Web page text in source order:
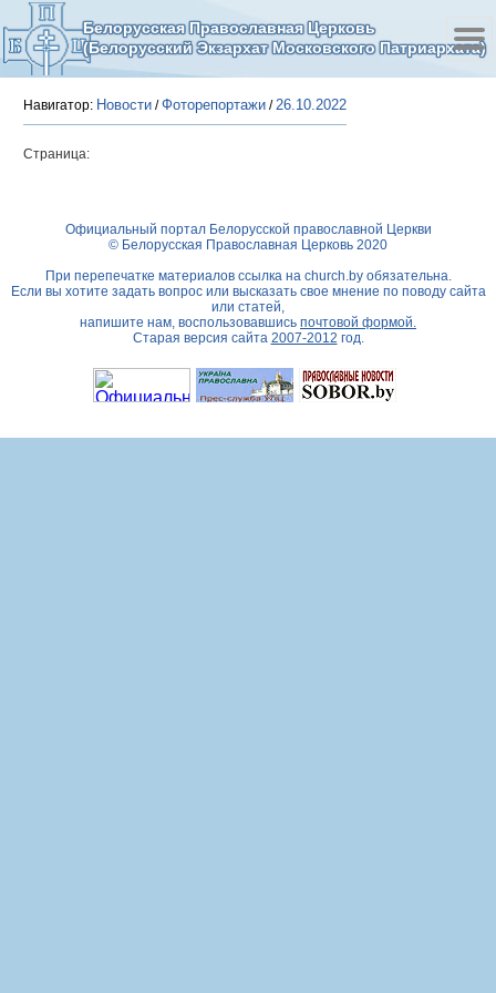
Белорусская Православная Церковь
(Белорусский Экзархат Московского Патриархата)
Навигатор: Новости /Фоторепортажи /26.10.2022
Страница:
Официальный портал Белорусской православной Церкви
© Белорусская Православная Церковь 2020
При перепечатке материалов ссылка на church.byобязательна.
Если вы хотите задать вопрос или высказать свое мнение по поводу сайта
или статей,
напишите нам, воспользовавшись почтовой формой.
Старая версия сайта 2007-2012 год.